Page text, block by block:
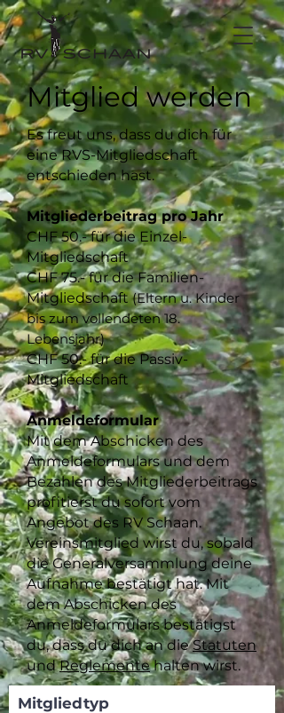
Mitglied werden
Es freut uns, dass du dich für
eine RVS-Mitgliedschaft
entschieden hast.
Mitgliederbeitrag pro Jahr
CHF 50.- für die Einzel-
Mitgliedschaft
CHF 75.- für die Familien-
Mitgliedschaft(Eltern u. Kinder
bis zum vollendeten 18.
Lebensjahr)
CHF 50.- für die Passiv-
Mitgliedschaft
Anmeldeformular
Mit dem Abschicken des
Anmeldeformulars und dem
Bezahlen des Mitgliederbeitrags
profitierst du sofort vom
Angebot des RV Schaan.
Vereinsmitglied wirst du, sobald
die Generalversammlung deine
Aufnahme bestätigt hat. Mit
dem Abschicken des
Anmeldeformulars bestätigst
du, dass du dich an dieStatuten
undReglementehalten wirst.
Mitgliedtyp